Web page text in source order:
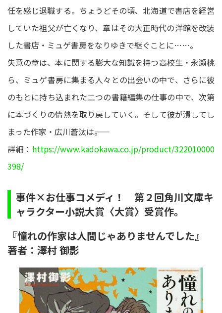
任を感じ退職する。ちょうどその頃、北海道で書店を経営
していた祖父が亡くなり、章はその大正時代の洋館を改装
した書店・ミュゲ書房をなりゆきで継ぐことに……。
失意の章は、本に関する膨大な知識を持つ高校生・永瀬桃
ら、ミュゲ書房に集まる人々との出会いの中で、さらに彼
のもとに持ち込まれた二つの書籍編集の仕事の中で、次第
に本づくりの情熱を取り戻していく。そして彼が潰してし
まった作家・広川蒼汰は――。
詳細： https://www.kadokawa.co.jp/product/322010000
398/
事件×お仕事コメディ！ 第２回角川文庫キ
ャラクター小説大賞〈大賞〉受賞作。
『憧れの作家は人間じゃありませんでした』
著者：澤村 御影